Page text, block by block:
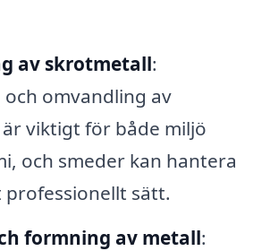
av skrotmetall:
omvandling av
viktigt för både miljö
och smeder kan hantera
sätt.
formning av metall: